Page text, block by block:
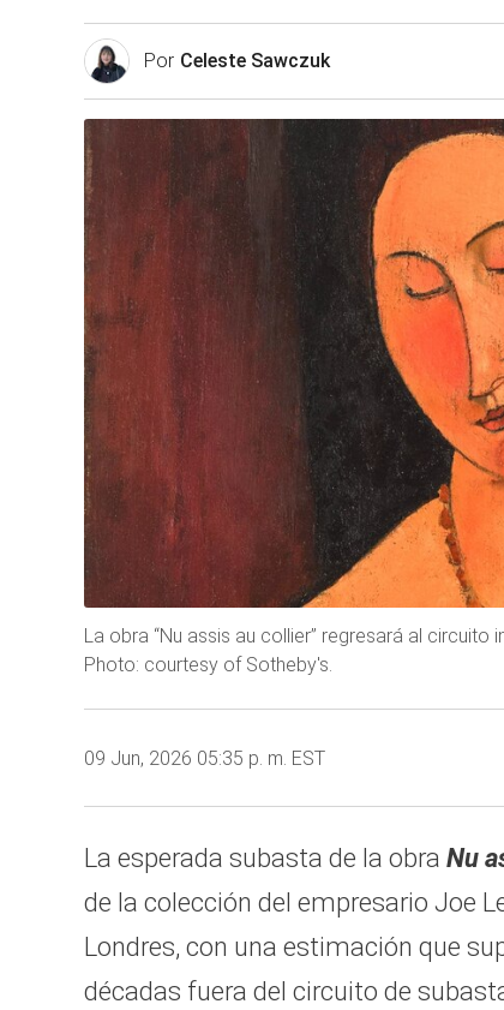
Por Celeste Sawczuk
La obra “Nu assis au collier” regresará al
Photo: courtesy of Sotheby's.
09 Jun, 2026 05:35 p. m. EST
La esperada subasta de la obra Nu
de la colección del empresario Joe
Londres, con una estimación que
décadas fuera del circuito de